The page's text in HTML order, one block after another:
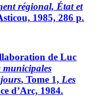
régional, État et
1985, 286 p.
de Luc
municipales
, Tome 1, Les
d’Arc, 1984.